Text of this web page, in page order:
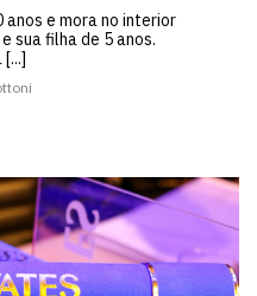
anos e mora no interior
sua filha de 5 anos.